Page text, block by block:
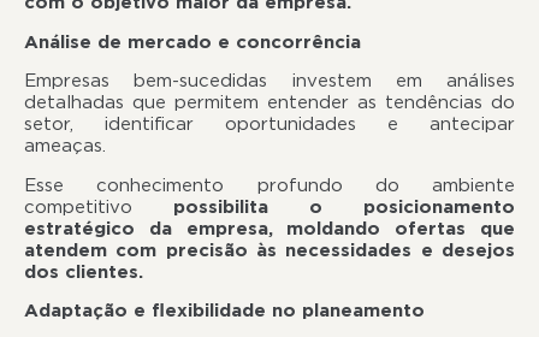
Análise de mercado e concorrência
Empresas bem-sucedidas investem em análises
detalhadas que permitem entender as tendências do
setor, identificar oportunidades e antecipar
Esse conhecimento profundo do ambiente
competitivo possibilita o posicionamento
estratégico da empresa, moldando ofertas que
atendem com precisão às necessidades e desejos
dos clientes.
Adaptação e flexibilidade no planeamento